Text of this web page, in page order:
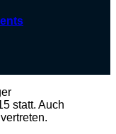
statt. Auch